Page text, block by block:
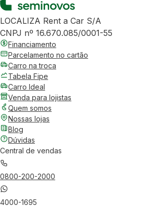
LOCALIZA Rent a Car S/A
CNPJ nº 16.670.085/0001-55
Financiamento
Parcelamento no cartão
Carro na troca
Tabela Fipe
Carro Ideal
Venda para lojistas
Quem somos
Nossas lojas
Blog
Dúvidas
Central de vendas
0800-200-2000
4000-1695